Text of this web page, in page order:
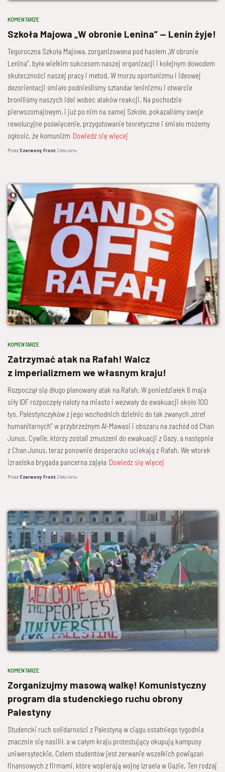
KOMENTARZE
Szkoła Majowa „W obronie Lenina” — Lenin żyje!
Tegoroczna Szkoła Majowa, zorganizowana pod hasłem „W obronie
Lenina”, była wielkim sukcesem naszej organizacji i kolejnym dowodem
skuteczności naszej pracy i metod. W morzu oportunizmu i ideowej
dezorientacji śmiało podnieśliśmy sztandar leninizmu i otwarcie
broniliśmy naszych idei wobec ataków reakcji. Na pochodzie
pierwszomajowym, i już po nim na samej Szkole, pokazaliśmy swoje
rewolucyjne poświęcenie, przygotowanie teoretyczne i śmiało możemy
ogłosić, że komunizm Dowiedz się więcej
PrzezCzerwony Front,2 latatemu
KOMENTARZE
Zatrzymać atak na Rafah! Walcz
z imperializmem we własnym kraju!
Rozpoczął się długo planowany atak na Rafah. W poniedziałek 6 maja
siły IDF rozpoczęły naloty na miasto i wezwały do ewakuacji około 100
tys. Palestyńczyków z jego wschodnich dzielnic do tak zwanych „stref
humanitarnych” w przybrzeżnym Al-Mawasi i obszaru na zachód od Chan
Junus. Cywile, którzy zostali zmuszeni do ewakuacji z Gazy, a następnie
z Chan Junus, teraz ponownie desperacko uciekają z Rafah. We wtorek
izraelska brygada pancerna zajęła Dowiedz się więcej
PrzezCzerwony Front,2 latatemu
KOMENTARZE
Zorganizujmy masową walkę! Komunistyczny
program dla studenckiego ruchu obrony
Palestyny
Studencki ruch solidarności z Palestyną w ciągu ostatniego tygodnia
znacznie się nasilił, a w całym kraju protestujący okupują kampusy
uniwersyteckie. Celem studentów jest zerwanie wszelkich powiązań
finansowych z firmami, które wspierają wojnę Izraela w Gazie. Ten rodzaj